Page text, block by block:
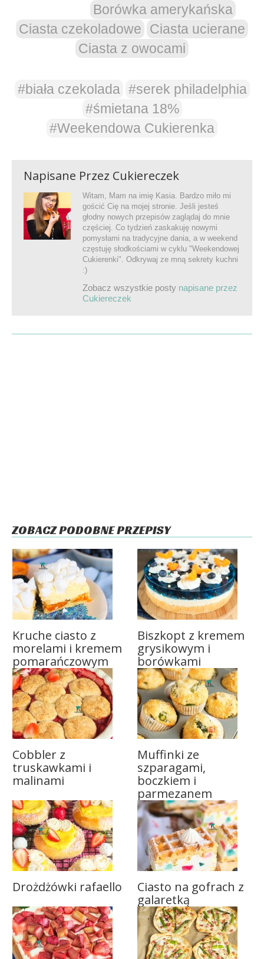
Borówka amerykańska
Ciasta czekoladowe
Ciasta ucierane
Ciasta z owocami
#biała czekolada #serek philadelphia
#śmietana 18%
#Weekendowa Cukierenka
Napisane Przez Cukiereczek
Witam, Mam na imię Kasia. Bardzo miło mi
gościć Cię na mojej stronie. Jeśli jesteś
głodny nowych przepisów zaglądaj do mnie
częściej. Co tydzień zaskakuję nowymi
pomysłami na tradycyjne dania, a w weekend
częstuję słodkościami w cyklu "Weekendowej
Cukierenki". Odkrywaj ze mną sekrety kuchni
:)
Zobacz wszystkie posty napisane przez
Cukiereczek
ZOBACZ PODOBNE PRZEPISY
Kruche ciasto z
morelami i kremem
pomarańczowym
Biszkopt z kremem
grysikowym i
borówkami
Cobbler z
truskawkami i
malinami
Muffinki ze
szparagami,
boczkiem i
parmezanem
Drożdżówki rafaello
Ciasto na gofrach z
galaretką